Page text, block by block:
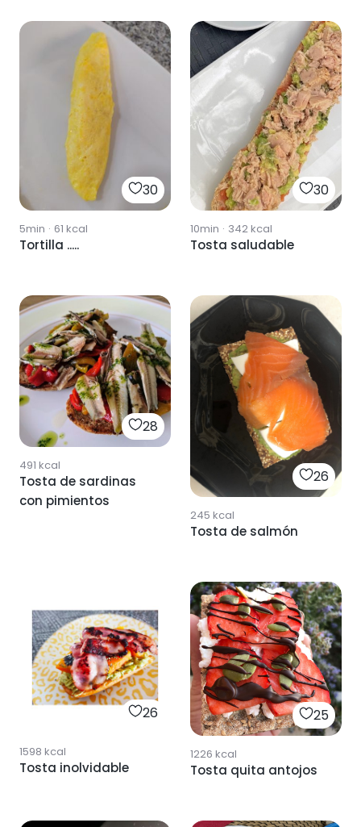
30
5min · 61 kcal
Tortilla .....
30
10min · 342kcal
Tosta saludable
28
491 kcal
Tosta de sardinas
con pimientos
26
245 kcal
Tosta de salmón
26
1598 kcal
Tosta inolvidable
25
1226 kcal
Tosta quita antojos